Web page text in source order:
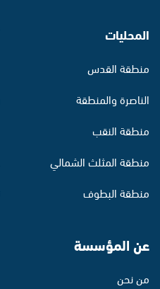
المحليات
منطقة القدس
الناصرة والمنطقة
منطقة النقب
منطقة المثلث الشمالي
منطقة البطوف
عن المؤسسة
من نحن